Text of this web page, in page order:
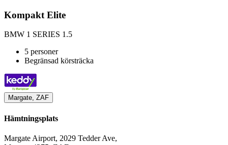
Kompakt Elite
BMW 1 SERIES 1.5
5 personer
Begränsad körsträcka
Margate, ZAF
Hämtningsplats
Margate Airport, 2029 Tedder Ave,